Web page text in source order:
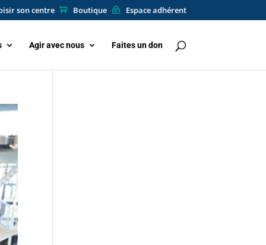
son centre Boutique Espace adhérent
Agir avec nous Faites un don